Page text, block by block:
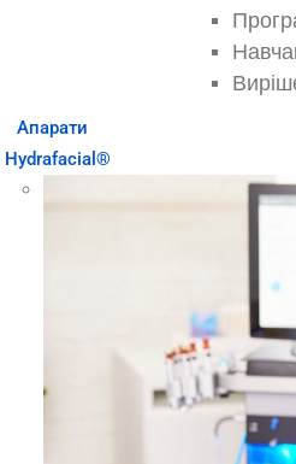
Апарати
Hydrafacial®